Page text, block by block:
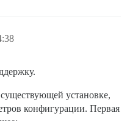
установке,
конфигурации. Первая